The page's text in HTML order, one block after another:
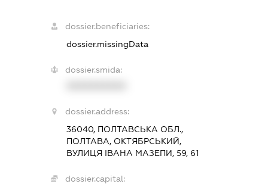
dossier.beneficiaries:
dossier.missingData
dossier.smida:
dossier.address:
36040, ПОЛТАВСЬКА ОБЛ.,
ПОЛТАВА, ОКТЯБРСЬКИЙ,
ВУЛИЦЯ ІВАНА МАЗЕПИ, 59, 61
dossier.capital: